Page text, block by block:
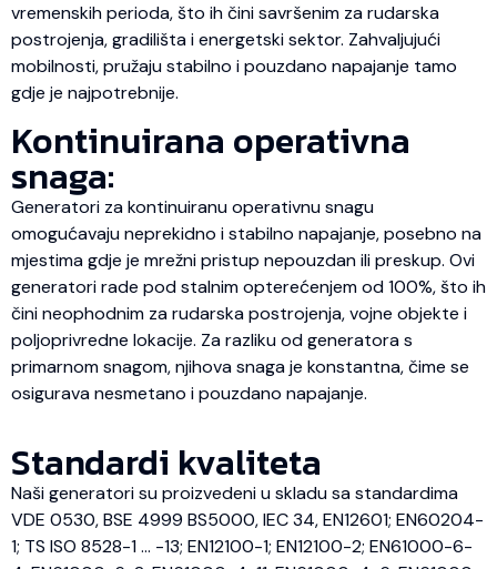
vremenskih perioda, što ih čini savršenim za rudarska
postrojenja, gradilišta i energetski sektor. Zahvaljujući
mobilnosti, pružaju stabilno i pouzdano napajanje tamo
gdje je najpotrebnije.
Kontinuirana operativna
snaga:
Generatori za kontinuiranu operativnu snagu
omogućavaju neprekidno i stabilno napajanje, posebno na
mjestima gdje je mrežni pristup nepouzdan ili preskup. Ovi
generatori rade pod stalnim opterećenjem od 100%, što ih
čini neophodnim za rudarska postrojenja, vojne objekte i
poljoprivredne lokacije. Za razliku od generatora s
primarnom snagom, njihova snaga je konstantna, čime se
osigurava nesmetano i pouzdano napajanje.
Standardi kvaliteta
Naši generatori su proizvedeni u skladu sa standardima
VDE 0530, BSE 4999 BS5000, IEC 34, EN12601; EN60204-
1; TS ISO 8528-1 … -13; EN12100-1; EN12100-2; EN61000-6-